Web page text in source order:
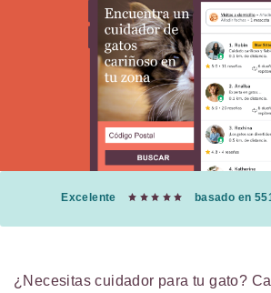
Excelente basado en
¿Necesitas cuidador para tu gato?